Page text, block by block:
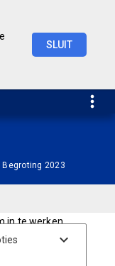
SLUIT
2023
in te werken
de regionale
over